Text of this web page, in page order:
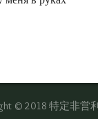
© 2018 特定非営